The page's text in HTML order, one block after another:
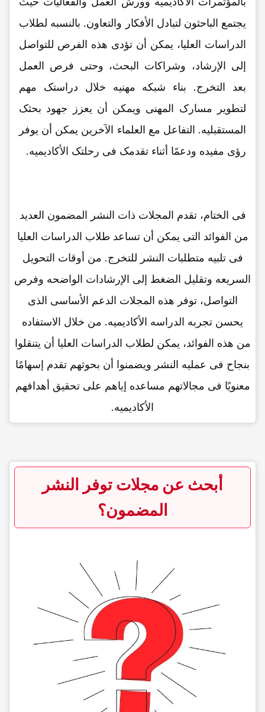
یجتمع الباحثون لتبادل الأفکار والتعاون. بالنسبه لطلاب
الدراسات العلیا، یمکن أن تؤدی هذه الفرص للتواصل
إلى الإرشاد، وشراکات البحث، وحتى فرص العمل
بعد التخرج. بناء شبکه مهنیه خلال دراستک مهم
لتطویر مسارک المهنی ویمکن أن یعزز جهود بحثک
المستقبلیه. التفاعل مع العلماء الآخرین یمکن أن یوفر
رؤى مفیده ودعمًا أثناء تقدمک فی رحلتک الأکادیمیه.
فی الختام، تقدم المجلات ذات النشر المضمون العدید
من الفوائد التی یمکن أن تساعد طلاب الدراسات العلیا
فی تلبیه متطلبات النشر للتخرج. من أوقات التحویل
السریعه وتقلیل الضغط إلى الإرشادات الواضحه وفرص
التواصل، توفر هذه المجلات الدعم الأساسی الذی
یحسن تجربه الدراسه الأکادیمیه. من خلال الاستفاده
من هذه الفوائد، یمکن لطلاب الدراسات العلیا أن یتنقلوا
بنجاح فی عملیه النشر ویضمنوا أن بحوثهم تقدم إسهامًا
معنویًا فی مجالاتهم مساعده إیاهم على تحقیق أهدافهم
الأکادیمیه.
أبحث عن مجلات توفر النشر
المضمون؟